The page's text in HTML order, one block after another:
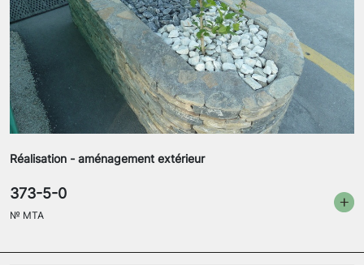
Réalisation - aménagement extérieur
373-5-0
№ MTA